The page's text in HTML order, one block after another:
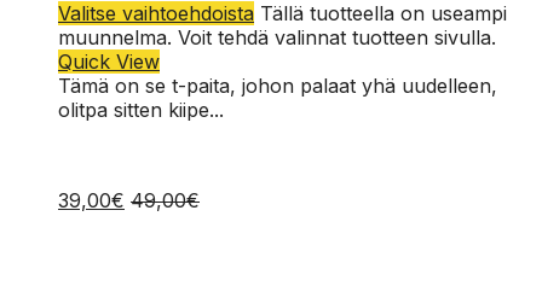
M
Valitse vaihtoehdoista Tällä tuotteella on useampi
muunnelma. Voit tehdä valinnat tuotteen sivulla.
Quick View
Tämä on se t-paita, johon palaat yhä uudelleen,
olitpa sitten kiipe...
39,00€ 49,00€